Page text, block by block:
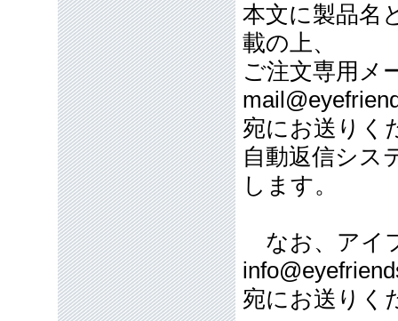
本文に製品名
載の上、
ご注文専用
宛にお送りく
自動返信シス
します。
なお、アイ
宛にお送りく